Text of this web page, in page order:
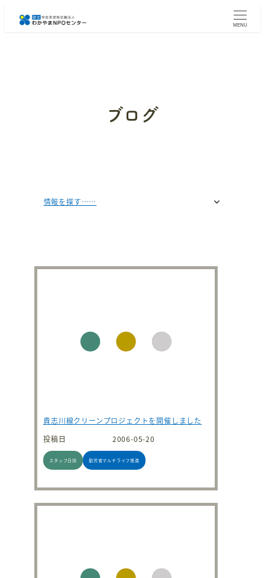
MENU
ブログ
情報を探す……
貴志川線クリーンプロジェクトを開催しました
投稿日
2006-05-20
スタッフ日誌 勤労者マルチライフ推進